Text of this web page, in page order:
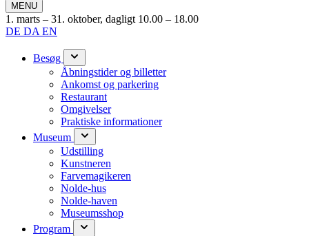
MENU
1. marts – 31. oktober, dagligt 10.00 – 18.00
DE DA EN
Besøg
Åbningstider og billetter
Ankomst og parkering
Restaurant
Omgivelser
Praktiske informationer
Museum
Udstilling
Kunstneren
Farvemagikeren
Nolde-hus
Nolde-haven
Museumsshop
Program